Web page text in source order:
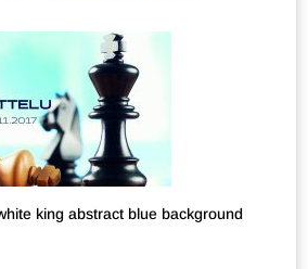
king abstract blue background